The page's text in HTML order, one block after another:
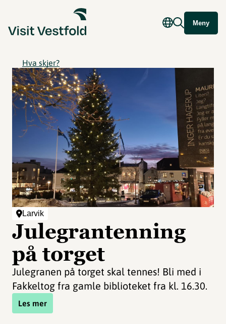
Meny
Hva skjer?
Larvik
Julegrantenning
på torget
Julegranen på torget skal tennes! Bli med i
Fakkeltog fra gamle biblioteket fra kl. 16.30.
Les mer